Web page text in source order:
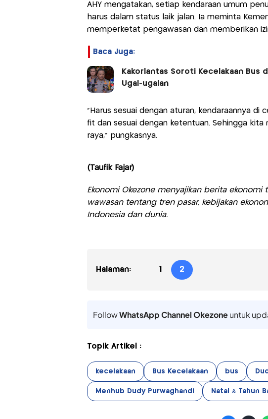
AHY mengatakan, setiap kendaraan umum
harus dalam status laik jalan. Ia meminta
memperketat pengawasan dan memberikan
Baca Juga:
Kakorlantas Soroti Kecelakaan Bus
Ugal-ugalan
"Harus sesuai dengan aturan, kendaraannya di
fit dan sesuai dengan ketentuan. Sehingga
raya," pungkasnya.
(Taufik Fajar)
Ekonomi Okezone menyajikan berita ekonomi
wawasan tentang tren pasar, kebijakan
Indonesia dan dunia.
Halaman: 1 2
FollowWhatsApp Channel Okezoneuntuk
Topik Artikel :
kecelakaan Bus Kecelakaan bus
Menhub Dudy Purwaghandi Natal & Tahun